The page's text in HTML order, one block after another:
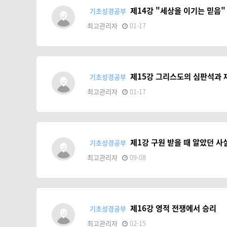
기초성경공부 제14강 "세상을 이기는 믿음"
최고관리자 01-17
기초성경공부 제15강 그리스도의 심판석과
최고관리자 01-17
기초성경공부 제1강 구원 받을 때 알았던 사
최고관리자 09-08
기초성경공부 제16강 영적 전쟁에서 승리
최고관리자 02-15